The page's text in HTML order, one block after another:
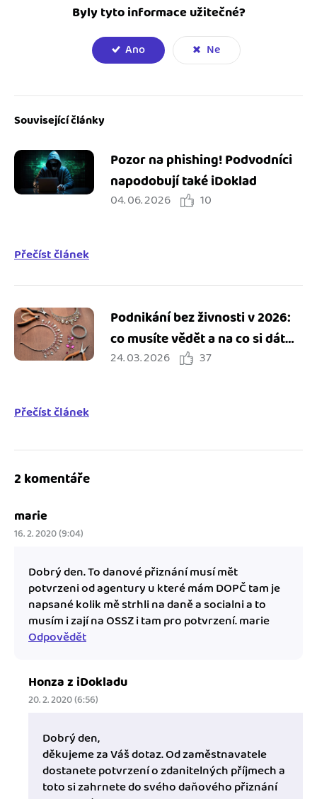
Byly tyto informace užitečné?
Ano Ne
Související články
Pozor na phishing! Podvodníci
napodobují také iDoklad
04. 06. 2026 10
Přečíst článek
Podnikání bez živnosti v 2026:
co musíte vědět a na co si dát
pozor
24. 03. 2026 37
Přečíst článek
2 komentáře
marie
16. 2. 2020 (9:04)
Dobrý den. To danové přiznání musí mět
potvrzeni od agentury u které mám DOPČ tam je
napsané kolik mě strhli na daně a socialni a to
musím i zají na OSSZ i tam pro potvrzení. marie
Odpovědět
Honza z iDokladu
20. 2. 2020 (6:56)
Dobrý den,
děkujeme za Váš dotaz. Od zaměstnavatele
dostanete potvrzení o zdanitelných příjmech a
toto si zahrnete do svého daňového přiznání